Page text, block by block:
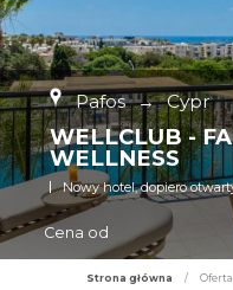
Pafos → Cypr
WELLCLUB -
WELLNESS
Nowy hotel, dopiero
Cena od
Strona główna / Oferta